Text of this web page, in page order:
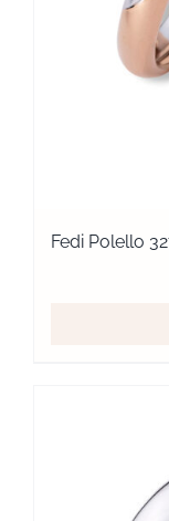
Fedi Polello